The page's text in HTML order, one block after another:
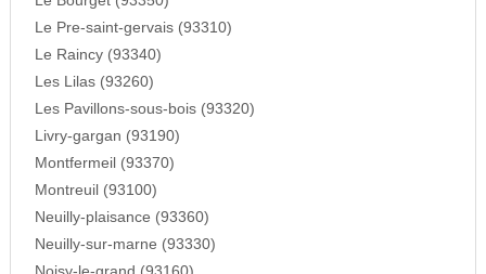
Le Pre-saint-gervais (93310)
Le Raincy (93340)
Les Lilas (93260)
Les Pavillons-sous-bois (93320)
Livry-gargan (93190)
Montfermeil (93370)
Montreuil (93100)
Neuilly-plaisance (93360)
Neuilly-sur-marne (93330)